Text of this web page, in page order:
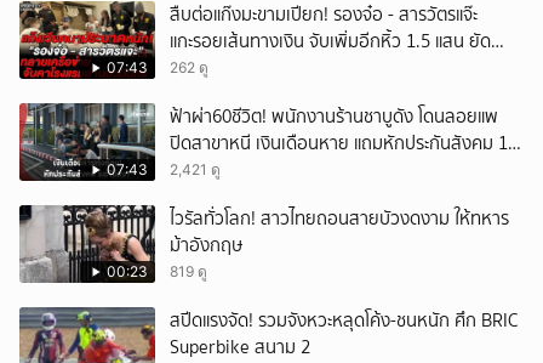
07:43
สืบต่อแก๊งมะขามเปียก! รองจ๋อ - สารวัตรแจ๊ะ
แกะรอยเส้นทางเงิน จับเพิ่มอีกหิ้ว 1.5 แสน ยัด
สินบน
262 ดู
07:43
ฟ้าผ่า60ชีวิต! พนักงานร้านชาบูดัง โดนลอยแพ
ปิดสาขาหนี เงินเดือนหาย แถมหักประกันสังคม 11
เดือนแต่ไม่ส่ง?
2,421 ดู
00:23
ไวรัลทั่วโลก! สาวไทยถอนสายบัวงดงาม ให้ทหาร
ม้าอังกฤษ
819 ดู
สปีดแรงจัด! รวมจังหวะหลุดโค้ง-ชนหนัก ศึก BRIC
Superbike สนาม 2